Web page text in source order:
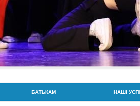
БАТЬКАМ НАШІ